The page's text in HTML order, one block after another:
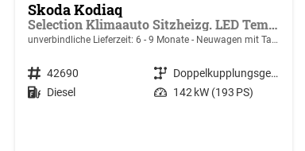
Skoda Kodiaq
Selection Klimaauto Sitzheizg. LED Tempomat 17"
unverbindliche Lieferzeit: 6 - 9 Monate Neuwagen mit Tageszulassung
Fahrzeugnr. 42690 Getriebe
Doppelkupplungsgetriebe (DSG)
Kraftstoff Diesel Leistung 142 kW (193 PS)